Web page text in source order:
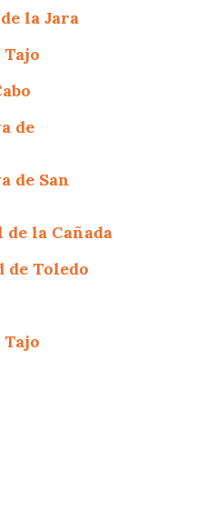
la Jara
de
de San
la Cañada
de Toledo